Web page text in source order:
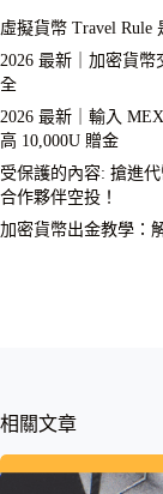
虛擬貨幣 Travel Rule
2026 最新｜加密貨
全
2026 最新｜輸入
高 10,000U 贈金
受保護的內容: 搶進
合作夥伴空投！
加密貨幣出金教學：
相關文章